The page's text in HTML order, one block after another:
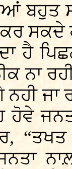
ਬਹੁਤ
ਹੈ
ਨਾ
ਜਾ